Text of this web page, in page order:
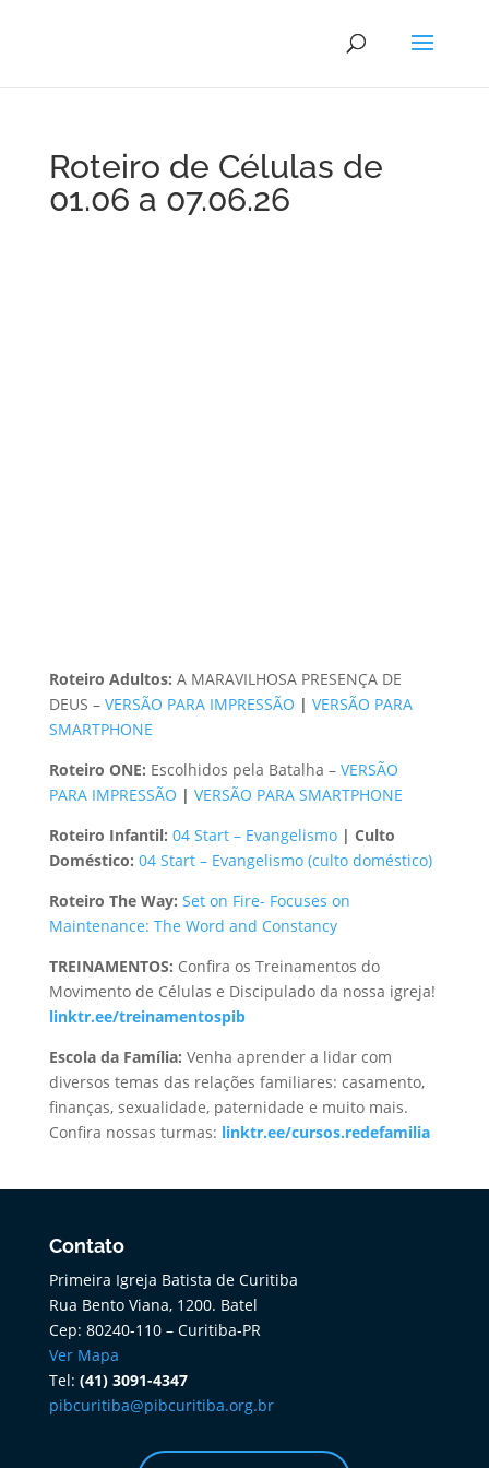
Roteiro de Células de
01.06 a 07.06.26
Roteiro Adultos: A MARAVILHOSA PRESENÇA DE
DEUS – VERSÃO PARA IMPRESSÃO | VERSÃO PARA
SMARTPHONE
Roteiro ONE: Escolhidos pela Batalha – VERSÃO
PARA IMPRESSÃO | VERSÃO PARA SMARTPHONE
Roteiro Infantil: 04 Start – Evangelismo | Culto
Doméstico: 04 Start – Evangelismo (culto doméstico)
Roteiro The Way: Set on Fire- Focuses on
Maintenance: The Word and Constancy
TREINAMENTOS: Confira os Treinamentos do
Movimento de Células e Discipulado da nossa igreja!
linktr.ee/treinamentospib
Escola daFamília: Venha aprender a lidar com
diversos temas das relações familiares: casamento,
finanças, sexualidade, paternidade e muito mais.
Confira nossas turmas: linktr.ee/cursos.redefamilia
Contato
Primeira Igreja Batista de Curitiba
Rua Bento Viana, 1200. Batel
Cep: 80240-110 – Curitiba-PR
Ver Mapa
Tel: (41) 3091-4347
pibcuritiba@pibcuritiba.org.br